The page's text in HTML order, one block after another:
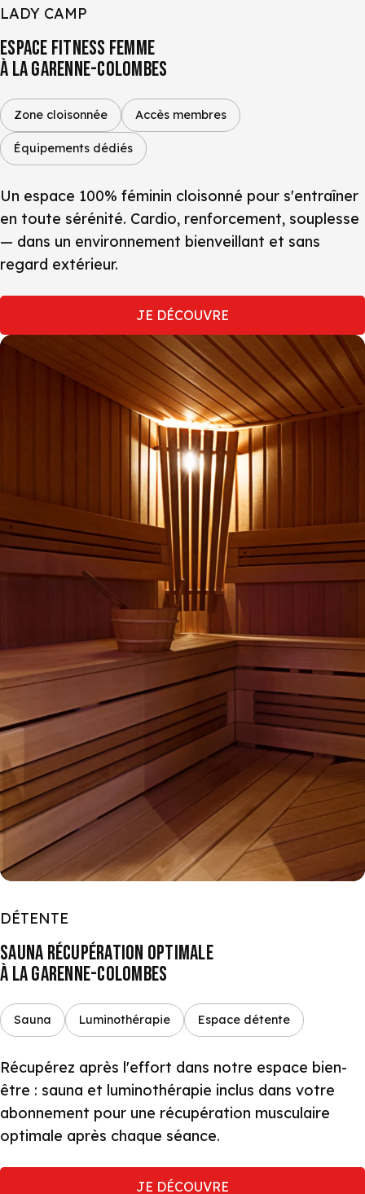
LADY CAMP
ESPACE FITNESS FEMME
À LA GARENNE-COLOMBES
Zone cloisonnée Accès membres
Équipements dédiés
Un espace 100% féminin cloisonné pour s'entraîner
en toute sérénité. Cardio, renforcement, souplesse
— dans un environnement bienveillant et sans
regard extérieur.
JE DÉCOUVRE
DÉTENTE
SAUNA RÉCUPÉRATION OPTIMALE
À LA GARENNE-COLOMBES
Sauna Luminothérapie Espace détente
Récupérez après l'effort dans notre espace bien-
être : sauna et luminothérapie inclus dans votre
abonnement pour une récupération musculaire
optimale après chaque séance.
JE DÉCOUVRE